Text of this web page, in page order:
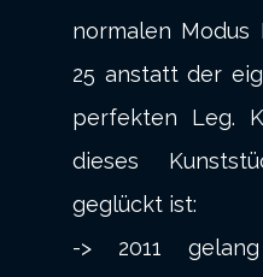
normalen
25 anstatt der
perfekten Leg.
dieses
geglückt ist:
-> 2011